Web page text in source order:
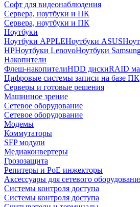
Софт для видеонаблюдения
Сервера, ноутбуки и ПК
Сервера, ноутбуки и ПК
Ноутбуки
Ноутбуки APPLEНоутбуки ASUS
HPНоутбуки LenovoНоутбуки
Накопители
Флеш-накопителиHDD дискиRAID
Цифровые системы записи на базе ПК
Серверы и готовые решения
Машинное зрение
Сетевое оборудование
Сетевое оборудование
Модемы
Коммутаторы
SFP модули
Медиаконвертеры
Грозозащита
Репитеры и PoE инжекторы
Аксессуары для сетевого
Системы контроля доступа
Системы контроля доступа